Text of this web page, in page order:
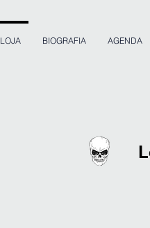
LOJA BIOGRAFIA AGENDA